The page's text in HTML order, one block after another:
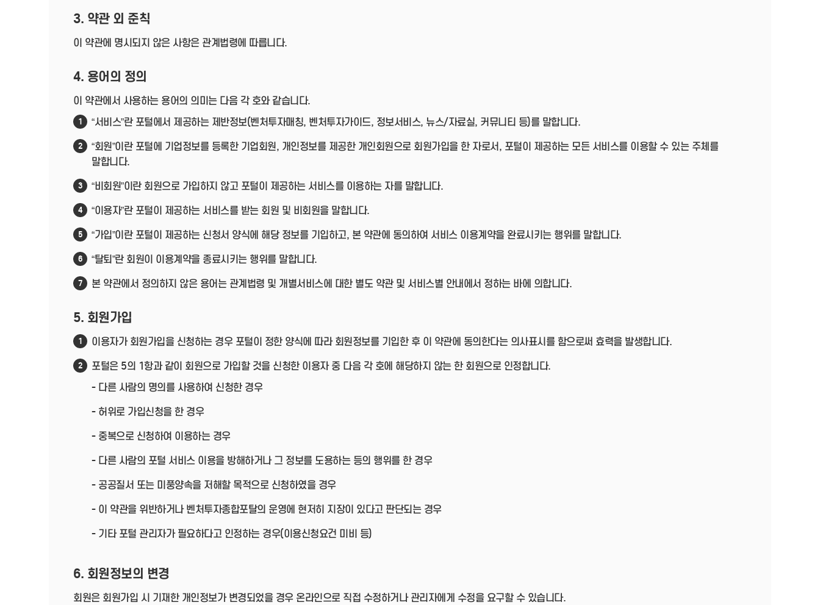
3. 약관 외 준칙
이 약관에 명시되지 않은 사항은 관계법령에 따릅니다.
4. 용어의 정의
이 약관에서 사용하는 용어의 의미는 다음 각 호와 같습니다.
1 “서비스”란 포털에서 제공하는 제반정보(벤처투자매칭, 벤처투자가이드, 정보서비스, 뉴스/자료실, 커뮤니티 등)를 말합니다.
2
“회원”이란 포털에 기업정보를 등록한 기업회원, 개인정보를 제공한 개인회원으로 회원가입을 한 자로서, 포털이 제공하는 모든 서비스를 이용할 수 있는 주체를
말합니다.
3 “비회원”이란 회원으로 가입하지 않고 포털이 제공하는 서비스를 이용하는 자를 말합니다.
4 “이용자”란 포털이 제공하는 서비스를 받는 회원 및 비회원을 말합니다.
5 “가입”이란 포털이 제공하는 신청서 양식에 해당 정보를 기입하고, 본 약관에 동의하여 서비스 이용계약을 완료시키는 행위를 말합니다.
6 “탈퇴”란 회원이 이용계약을 종료시키는 행위를 말합니다.
7 본 약관에서 정의하지 않은 용어는 관계법령 및 개별서비스에 대한 별도 약관 및 서비스별 안내에서 정하는 바에 의합니다.
5. 회원가입
1 이용자가 회원가입을 신청하는 경우 포털이 정한 양식에 따라 회원정보를 기입한 후 이 약관에 동의한다는 의사표시를 함으로써 효력을 발생합니다.
2
포털은 5의 1항과 같이 회원으로 가입할 것을 신청한 이용자 중 다음 각 호에 해당하지 않는 한 회원으로 인정합니다.
- 다른 사람의 명의를 사용하여 신청한 경우
- 허위로 가입신청을 한 경우
- 중복으로 신청하여 이용하는 경우
- 다른 사람의 포털 서비스 이용을 방해하거나 그 정보를 도용하는 등의 행위를 한 경우
- 공공질서 또는 미풍양속을 저해할 목적으로 신청하였을 경우
- 이 약관을 위반하거나 벤처투자종합포탈의 운영에 현저히 지장이 있다고 판단되는 경우
- 기타 포털 관리자가 필요하다고 인정하는 경우(이용신청요건 미비 등)
6. 회원정보의 변경
회원은 회원가입 시 기재한 개인정보가 변경되었을 경우 온라인으로 직접 수정하거나 관리자에게 수정을 요구할 수 있습니다.